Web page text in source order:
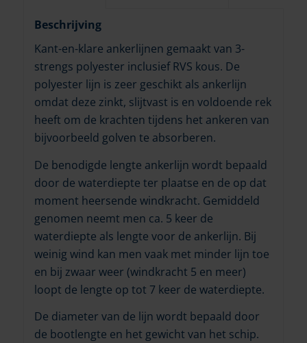
Beschrijving
Kant-en-klare ankerlijnen gemaakt van 3-
strengs polyester inclusief RVS kous. De
polyester lijn is zeer geschikt als ankerlijn
omdat deze zinkt, slijtvast is en voldoende rek
heeft om de krachten tijdens het ankeren van
bijvoorbeeld golven te absorberen.
De benodigde lengte ankerlijn wordt bepaald
door de waterdiepte ter plaatse en de op dat
moment heersende windkracht. Gemiddeld
genomen neemt men ca. 5 keer de
waterdiepte als lengte voor de ankerlijn. Bij
weinig wind kan men vaak met minder lijn toe
en bij zwaar weer (windkracht 5 en meer)
loopt de lengte op tot 7 keer de waterdiepte.
De diameter van de lijn wordt bepaald door
de bootlengte en het gewicht van het schip.